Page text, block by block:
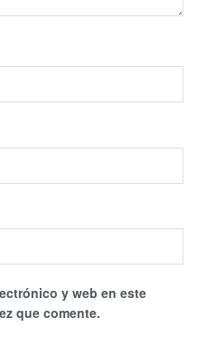
y web en este
que comente.